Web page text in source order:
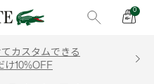
0
カスタムできる
け10%OFF